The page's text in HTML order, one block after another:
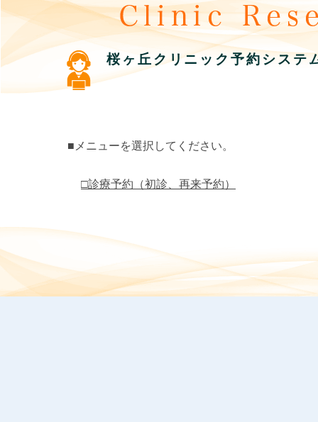
桜ヶ丘クリニック予約システ
■メニューを選択してください。
□診療予約（初診、再来予約）